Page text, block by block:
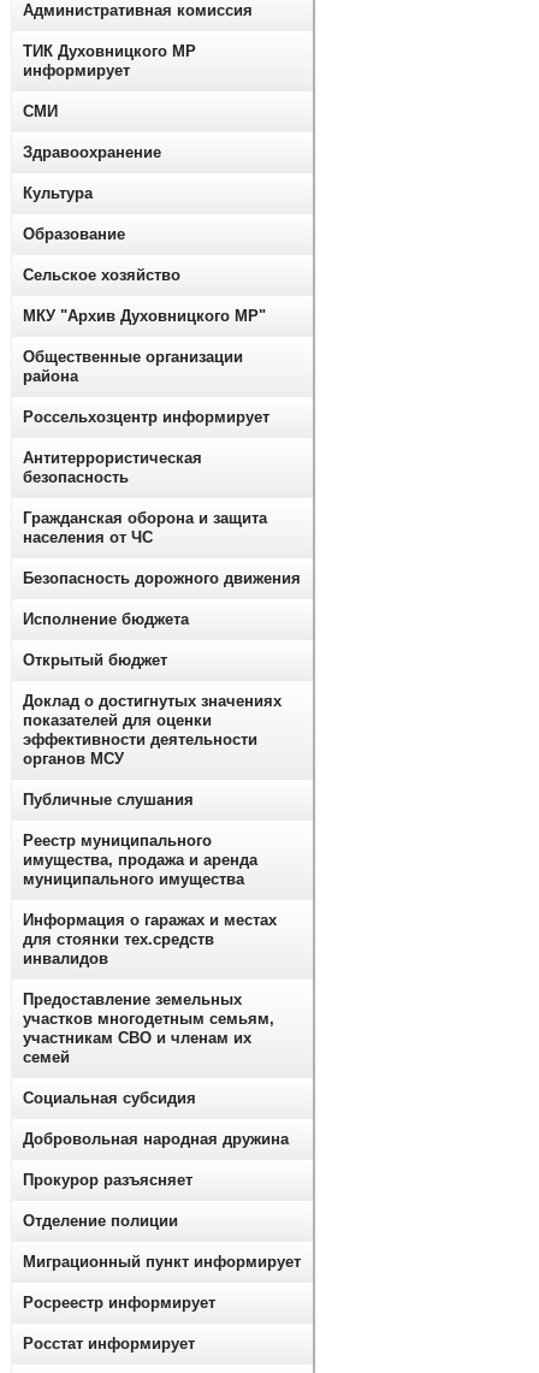
Административная комиссия
ТИК Духовницкого МР
информирует
СМИ
Здравоохранение
Культура
Образование
Сельское хозяйство
МКУ "Архив Духовницкого МР"
Общественные организации
района
Россельхозцентр информирует
Антитеррористическая
безопасность
Гражданская оборона и защита
населения от ЧС
Безопасность дорожного движения
Исполнение бюджета
Открытый бюджет
Доклад о достигнутых значениях
показателей для оценки
эффективности деятельности
органов МСУ
Публичные слушания
Реестр муниципального
имущества, продажа и аренда
муниципального имущества
Информация о гаражах и местах
для стоянки тех.средств
инвалидов
Предоставление земельных
участков многодетным семьям,
участникам СВО и членам их
семей
Социальная субсидия
Добровольная народная дружина
Прокурор разъясняет
Отделение полиции
Миграционный пункт информирует
Росреестр информирует
Росстат информирует